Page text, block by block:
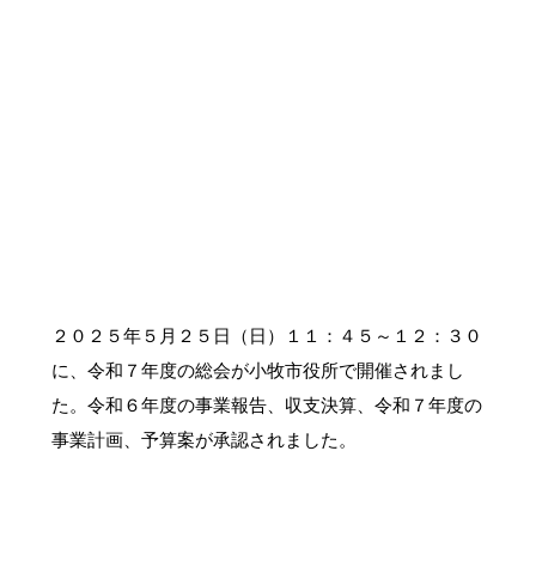
２０２５年５月２５日（日）１１：４５～１２：３０
に、令和７年度の総会が小牧市役所で開催されまし
た。令和６年度の事業報告、収支決算、令和７年度の
事業計画、予算案が承認されました。